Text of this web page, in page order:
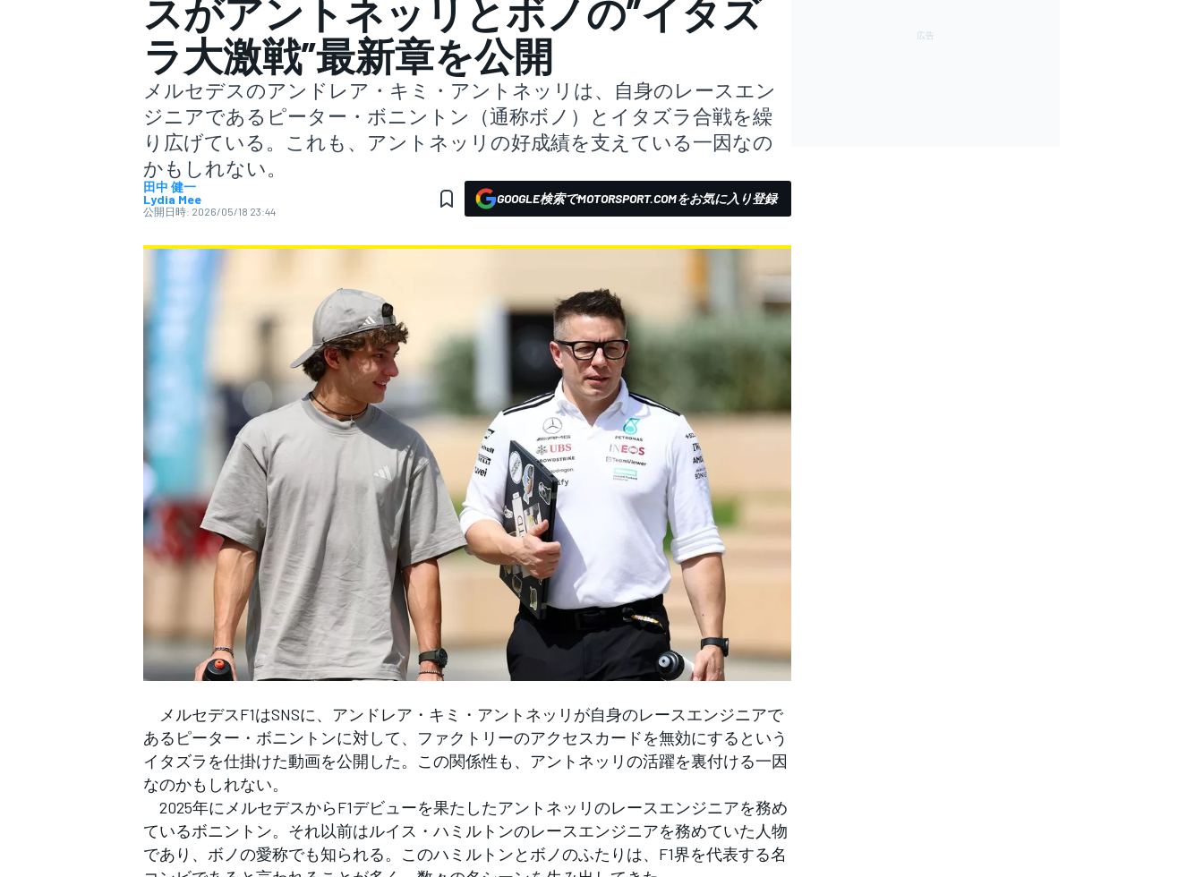
スーパーフォーミュラ
スーパーGT
WEC
フォーミュラE
スがアントネッリとボノの”イタズ
ラ大激戦”最新章を公開
メルセデスのアンドレア・キミ・アントネッリは、自身のレースエン
ジニアであるピーター・ボニントン（通称ボノ）とイタズラ合戦を繰
り広げている。これも、アントネッリの好成績を支えている一因なの
かもしれない。
田中 健一
Lydia Mee
公開日時: 2026/05/18 23:44
GOOGLE検索でMOTORSPORT.COMをお気に入り登録
メルセデスF1はSNSに、アンドレア・キミ・アントネッリが自身のレースエンジニアで
あるピーター・ボニントンに対して、ファクトリーのアクセスカードを無効にするという
イタズラを仕掛けた動画を公開した。この関係性も、アントネッリの活躍を裏付ける一因
なのかもしれない。
2025年にメルセデスからF1デビューを果たしたアントネッリのレースエンジニアを務め
ているボニントン。それ以前はルイス・ハミルトンのレースエンジニアを務めていた人物
であり、ボノの愛称でも知られる。このハミルトンとボノのふたりは、F1界を代表する名